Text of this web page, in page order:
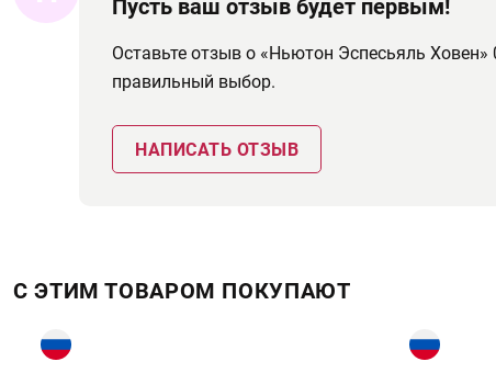
Пусть ваш отзыв будет первым!
Оставьте отзыв о «Ньютон Эспесьяль
правильный выбор.
НАПИСАТЬ ОТЗЫВ
С ЭТИМ ТОВАРОМ ПОКУПАЮТ